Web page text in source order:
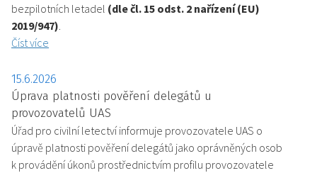
bezpilotních letadel (dle čl. 15 odst. 2 nařízení (EU)
2019/947).
Číst více
15.6.2026
Úprava platnosti pověření delegátů u
provozovatelů UAS
Úřad pro civilní letectví informuje provozovatele UAS o
úpravě platnosti pověření delegátů jako oprávněných osob
k provádění úkonů prostřednictvím profilu provozovatele